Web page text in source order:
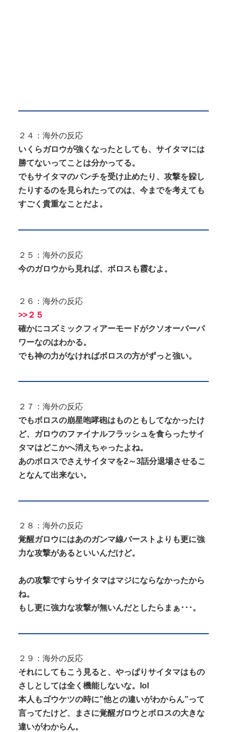
２４：海外の反応
いくらガロウが強くなったとしても、サイタマには
勝てないってことは分かってる。
でもサイタマのパンチを受け止めたり、攻撃を躱し
たりするのを見られたってのは、今までを考えても
すごく貴重なことだよ。
２５：海外の反応
今のガロウから見れば、ボロスも霞むよ。
２６：海外の反応
>>２５
確かにコズミックフィアーモードがクソオーバーパ
ワーなのはわかる。
でも神の力がなければボロスの方がずっと強い。
２７：海外の反応
でもボロスの崩星咆哮砲はものともしてなかったけ
ど、ガロウのファイナルフラッシュを食らったサイ
タマはどこかへ消えちゃったよね。
あのボロスでさえサイタマを2～3話分退場させるこ
となんて出来ない。
２８：海外の反応
覚醒ガロウにはあのガンマ線バーストよりも更に強
力な攻撃があるといいんだけど。
あの攻撃ですらサイタマはマジにならなかったから
ね。
もし更に強力な攻撃が無いんだとしたらまぁ･･･。
２９：海外の反応
それにしてもこう見ると、やっぱりサイタマはもの
さしとしては全く機能しないな。lol
本人もゴウケツの時に”他との違いがわからん”って
言ってたけど、まさに覚醒ガロウとボロスの大きな
違いがわからん。